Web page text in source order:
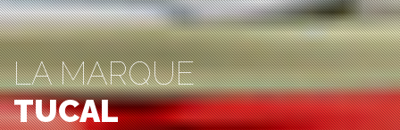
LA MARQUE
TUCAL